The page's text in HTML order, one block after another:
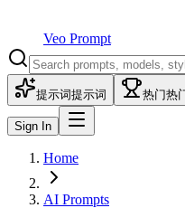
Veo Prompt
提示词提示词 热门热
Sign In
Home
AI Prompts